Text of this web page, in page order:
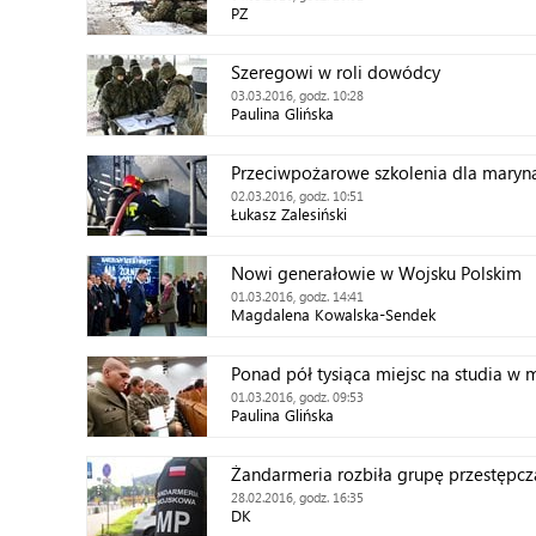
PZ
Szeregowi w roli dowódcy
03.03.2016, godz. 10:28
Paulina Glińska
Przeciwpożarowe szkolenia dla
02.03.2016, godz. 10:51
Łukasz Zalesiński
Nowi generałowie w Wojsku Polskim
01.03.2016, godz. 14:41
Magdalena Kowalska-Sendek
Ponad pół tysiąca miejsc na studia w
01.03.2016, godz. 09:53
Paulina Glińska
Żandarmeria rozbiła grupę
28.02.2016, godz. 16:35
DK